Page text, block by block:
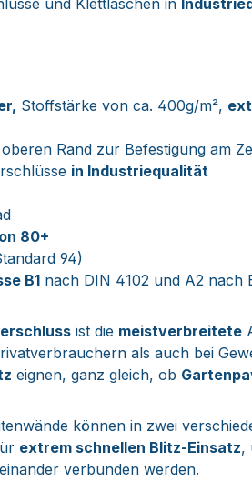
und Klettlaschen in
Stoffstärke von ca. 400g/m²,
Rand zur Befestigung am
in Industriequalität
80+
94)
B1 nach DIN 4102 und A2 nach
ist die meistverbreitete
als auch bei
eignen, ganz gleich, ob
können in zwei
extrem schnellen Blitz-Einsatz,
verbunden werden.